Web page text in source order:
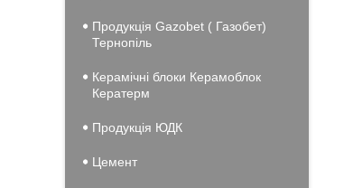
Продукція Gazobet ( Газобет)
Тернопіль
Керамічні блоки Керамоблок
Кератерм
Продукція ЮДК
Цемент